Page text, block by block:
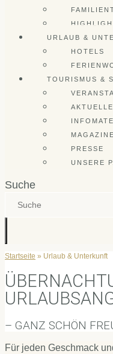
URLAUB &
HOTELS
TOURISMUS &
MAGAZINE
PRESSE
UNSERE
Suche
Startseite » Urlaub & Unterkunft
– GANZ SCHÖN
Für jeden Geschmack